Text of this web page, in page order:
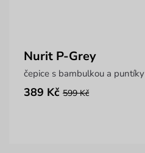
Nurit P-Grey
čepice s bambulkou a puntíky
389 Kč 599 Kč